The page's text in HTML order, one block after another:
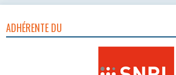
ADHÉRENTE DU